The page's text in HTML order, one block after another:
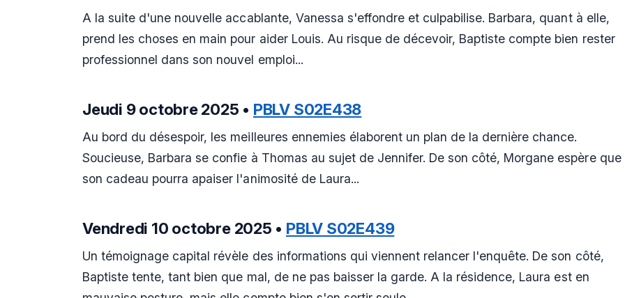
A la suite d'une nouvelle accablante, Vanessa s'effondre et culpabilise. Barbara, quant à elle,
prend les choses en main pour aider Louis. Au risque de décevoir, Baptiste compte bien rester
professionnel dans son nouvel emploi...
Jeudi 9 octobre 2025 • PBLV S02E438
Au bord du désespoir, les meilleures ennemies élaborent un plan de la dernière chance.
Soucieuse, Barbara se confie à Thomas au sujet de Jennifer. De son côté, Morgane espère que
son cadeau pourra apaiser l'animosité de Laura...
Vendredi 10 octobre 2025 • PBLV S02E439
Un témoignage capital révèle des informations qui viennent relancer l'enquête. De son côté,
Baptiste tente, tant bien que mal, de ne pas baisser la garde. A la résidence, Laura est en